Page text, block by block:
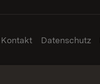
Kontakt Datenschutz